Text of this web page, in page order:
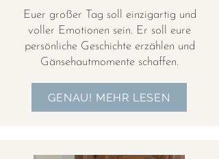
Euer großer Tag soll einzigartig und
voller Emotionen sein. Er soll eure
persönliche Geschichte erzählen und
Gänsehautmomente schaffen.
GENAU! MEHR LESEN